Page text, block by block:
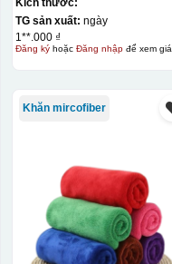
Kích thước:
TG sản xuất: ngày
1**.000 ₫
Đăng kýhoặc Đăng nhậpđể xem giá
Khăn mircofiber